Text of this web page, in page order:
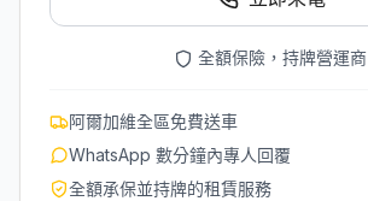
全額保險，持牌營運商
阿爾加維全區免費送車
WhatsApp 數分鐘內專人回覆
全額承保並持牌的租賃服務